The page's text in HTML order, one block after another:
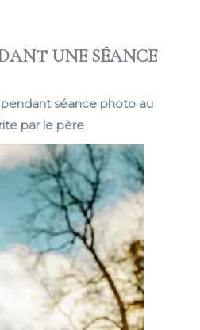
UNE SÉANCE
séance photo au
par le père